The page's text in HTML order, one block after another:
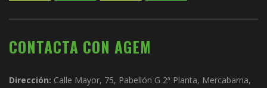
CONTACTA CON AGEM
Dirección: Calle Mayor, 75, Pabellón G 2ª Planta, Mercabarna,